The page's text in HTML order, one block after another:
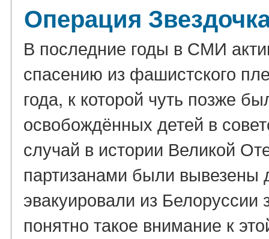
Операция
В последние годы в СМИ
спасению из фашистского
года, к которой чуть позже
освобождённых детей в
случай в истории Великой
партизанами были вывезены
эвакуировали из
понятно такое внимание к